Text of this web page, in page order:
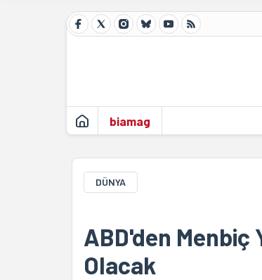
biamag
DÜNYA
ABD'den Menbiç
Olacak